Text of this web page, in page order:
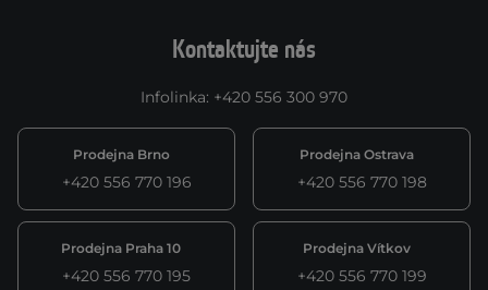
Kontaktujte nás
Infolinka: +420 556 300 970
Prodejna Brno
+420 556 770 196
Prodejna Ostrava
+420 556 770 198
Prodejna Praha 10
+420 556 770 195
Prodejna Vítkov
+420 556 770 199